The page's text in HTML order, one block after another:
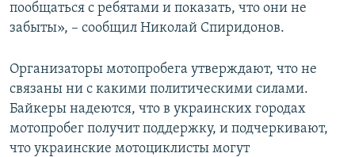
пообщаться с ребятами и показать, что они не
забыты», – сообщил Николай Спиридонов.
Организаторы мотопробега утверждают, что не
связаны ни с какими политическими силами.
Байкеры надеются, что в украинских городах
мотопробег получит поддержку, и подчеркивают,
что украинские мотоциклисты могут